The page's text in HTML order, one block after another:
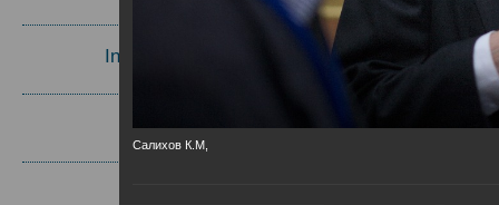
Invited Speakers
Materials
Салихов К.М,